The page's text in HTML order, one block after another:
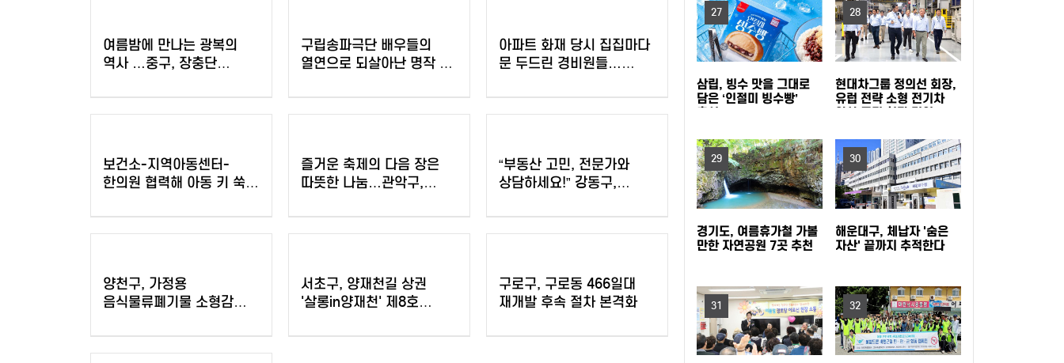
여름밤에 만나는 광복의
역사 …중구, 장충단
구립송파극단 배우들의
열연으로 되살아난 명작 ＇
번째 정기공연
아파트 화재 당시 집집마다
문 두드린 경비원들…
보건소-지역아동센터-
한의원 협력해 아동 키 쑥쑥
아동한의약 건강관리사업>
운영
즐거운 축제의 다음 장은
따뜻한 나눔…관악구,
“부동산 고민, 전문가와
상담하세요!” 강동구,
양천구, 가정용
음식물류폐기물 소형감량기
추가 모집
서초구, 양재천길 상권
'살롱in양재천' 제8호
구로구, 구로동 466일대
재개발 후속 절차 본격화
신규 단원 모집
홍대 한복판에 이글루 등장! 마포구, 폭염 피난처
원에 스마트쉼터 3곳 조성
강북구, 문형배 전 헌법재판관 초청 '제11회 명사
특강' 개최
성동구, 삶의 지혜 더하는 명사특강 개최... 박성
준 역술가·이호선 교수 강연
"시험인증기관, G밸리로 찾아온다"…금천구, 중
소기업 제품 인증취득 지원 박차
옹진군, '제10회 주섬주섬 음악회' 8월 15∼16일
연수구, 꿈이음길에 '실외 연수(水) 냉장고' 운영
충북도, 영동군 찾아 여성친화도시 신규지정 기
27
삼립, 빙수 맛을 그대로
담은 ‘인절미 빙수빵’
출시
28
현대차그룹 정의선 회장,
유럽 전략 소형 전기차
양산 품질 현장 경영
29
경기도, 여름휴가철 가볼
만한 자연공원 7곳 추천
30
해운대구, 체납자 '숨은
자산' 끝까지 추적한다
31 32